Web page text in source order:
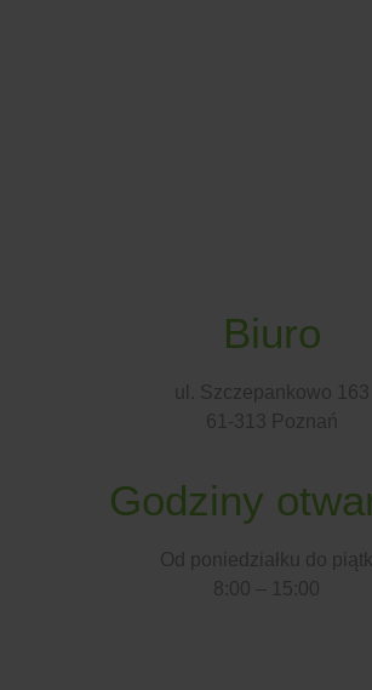
Biuro
ul. Szczepankowo 163
61-313 Poznań
Godziny
Od poniedziałku do piątku
8:00 – 15:00